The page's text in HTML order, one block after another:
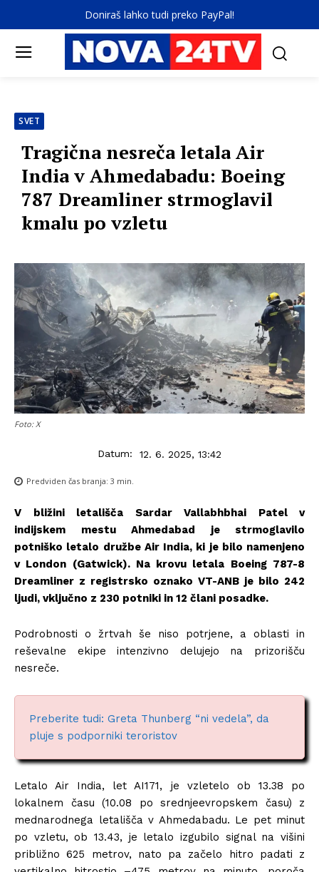
Doniraš lahko tudi preko PayPal!
SVET
Tragična nesreča letala Air
India v Ahmedabadu: Boeing
787 Dreamliner strmoglavil
kmalu po vzletu
Foto: X
Datum: 12. 6. 2025, 13:42
Predviden čas branja: 3 min.
V bližini letališča Sardar Vallabhbhai Patel v
indijskem mestu Ahmedabad je strmoglavilo
potniško letalo družbe Air India, ki je bilo namenjeno
v London (Gatwick). Na krovu letala Boeing 787-8
Dreamliner z registrsko oznako VT-ANB je bilo 242
ljudi, vključno z 230 potniki in 12 člani posadke.
Podrobnosti o žrtvah še niso potrjene, a oblasti in
reševalne ekipe intenzivno delujejo na prizorišču
nesreče.
Preberite tudi: Greta Thunberg “ni vedela”, da
pluje s podporniki teroristov
Letalo Air India, let AI171, je vzletelo ob 13.38 po
lokalnem času (10.08 po srednjeevropskem času) z
mednarodnega letališča v Ahmedabadu. Le pet minut
po vzletu, ob 13.43, je letalo izgubilo signal na višini
približno 625 metrov, nato pa začelo hitro padati z